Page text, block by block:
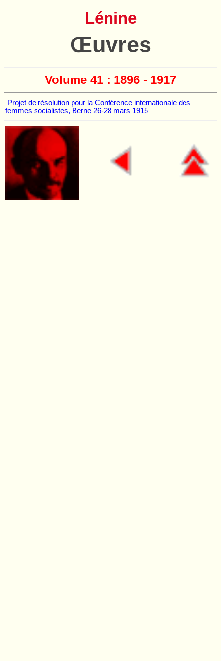
Lénine
Œuvres
Volume 41 : 1896 - 1917
Projet de résolution pour la Conférence internationale des
femmes socialistes, Berne 26-28 mars 1915